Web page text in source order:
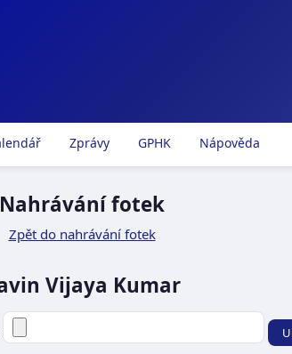
Zprávy GPHK Nápověda
Nahrávání fotek
Zpět do nahrávání fotek
Vijaya Kumar